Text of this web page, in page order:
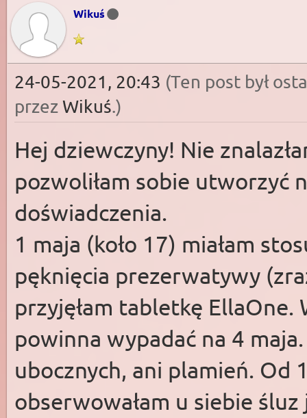
Wikuś
24-05-2021, 20:43 (Ten post był
przezWikuś.)
Hej dziewczyny! Nie
pozwoliłam sobie utworzyć
doświadczenia.
1 maja (koło 17) miałam
pęknięcia prezerwatywy
przyjęłam tabletkę EllaOne.
powinna wypadać na 4
ubocznych, ani plamień. Od
obserwowałam u siebie